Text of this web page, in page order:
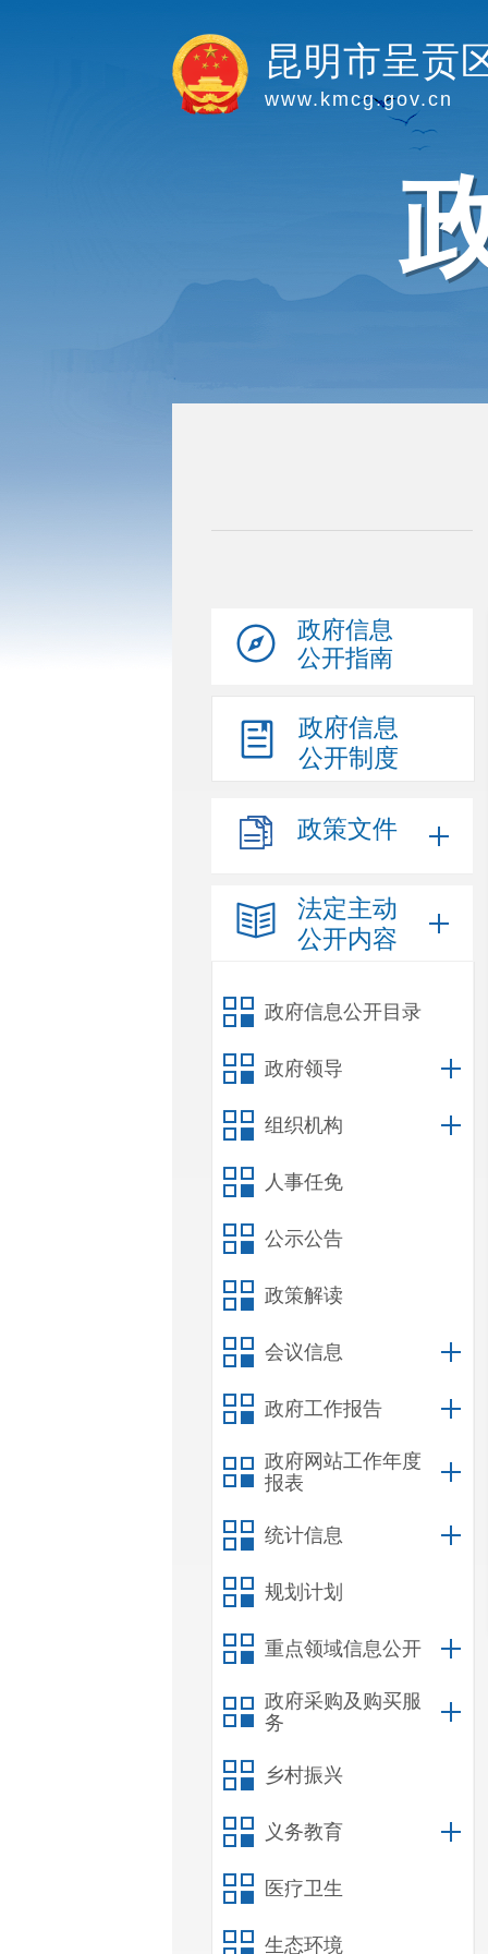
昆明市呈贡
www.kmcg.gov.cn
政府信息
公开指南
政府信息
公开制度
政策文件
法定主动
公开内容
政府信息公开目录
政府领导
组织机构
人事任免
公示公告
政策解读
会议信息
政府工作报告
政府网站工作年度
报表
统计信息
规划计划
重点领域信息公开
政府采购及购买服
务
乡村振兴
义务教育
医疗卫生
生态环境